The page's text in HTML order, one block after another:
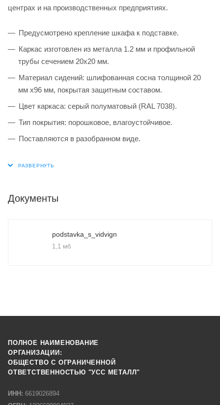
центрах и на производственных предприятиях.
Предусмотрено крепление шкафа к подставке.
Каркас изготовлен из металла 1.2 мм и профильной
трубы сечением 20х20 мм.
Материал сидений: шлифованная сосна толщиной 20
мм х96 мм, покрытая защитным составом.
Цвет каркаса: серый полуматовый (RAL 7038).
Тип покрытия: порошковое, влагоустойчивое.
Поставляются в разобранном виде.
Документы
podstavka_s_vidvign
1,1 мб
ПОЛНОЕ НАИМЕНОВАНИЕ
ОРГАНИЗАЦИИ:
ОБЩЕСТВО С ОГРАНИЧЕННОЙ
ОТВЕТСТВЕННОСТЬЮ "УСС МЕТАЛЛ"
ИНН: 6619026894